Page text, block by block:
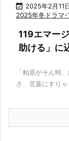
 2025年2月11
2025年冬ドラマ-
119エマー
助ける」に
「粕原がそん時
さ、言葉にすり